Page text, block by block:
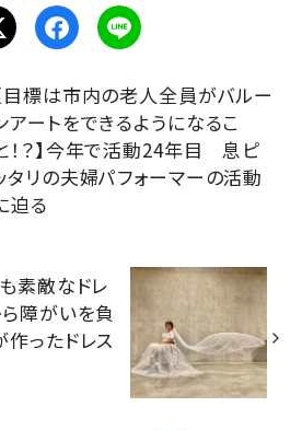
目標は市内の老人全員がバルー
アートをできるようになるこ
！？】今年で活動24年目 息ピ
タリの夫婦パフォーマーの活動
迫る
素敵なドレ
障がいを負
ったドレス